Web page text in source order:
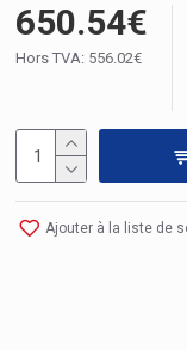
650.54€
Hors TVA: 556.02€
Ajouter à la liste de